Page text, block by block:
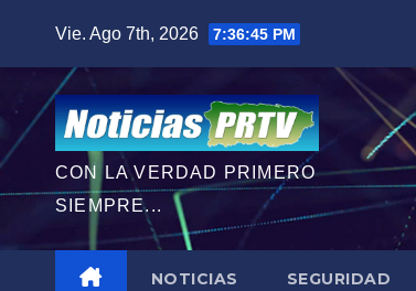
contenido
Vie. Ago 7th, 2026 7:36:46 PM
CON LA VERDAD PRIMERO
SIEMPRE...
NOTICIAS SEGURIDAD